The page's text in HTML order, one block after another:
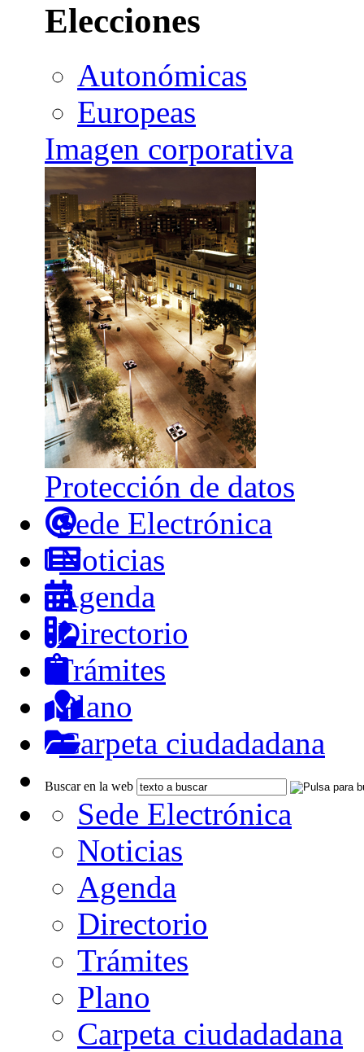
Elecciones
Autonómicas
Europeas
Imagen corporativa
Protección de datos
Sede Electrónica
Noticias
Agenda
Directorio
Trámites
Plano
Carpeta ciudadadana
Buscar en la web
Sede Electrónica
Noticias
Agenda
Directorio
Trámites
Plano
Carpeta ciudadadana